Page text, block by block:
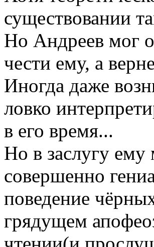
существовании
Но Андреев мог
чести ему, а
Иногда даже
ловко
в его время...
Но в заслугу
совершенно
поведение
грядущем